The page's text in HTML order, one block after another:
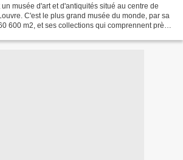
musée d'art et d'antiquités situé au centre de
C'est le plus grand musée du monde, par sa
600 m2, et ses collections qui comprennent près